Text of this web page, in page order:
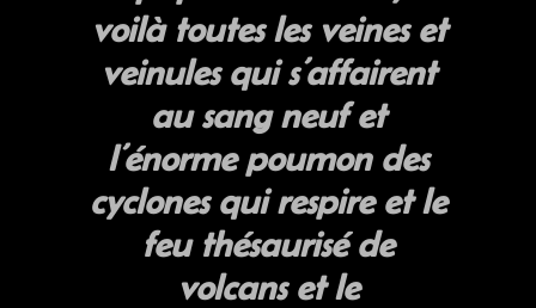
voilà toutes les veines et
veinules qui s’affairent
au sang neuf et
l’énorme poumon des
cyclones qui respire et le
feu thésaurisé de
volcans et le